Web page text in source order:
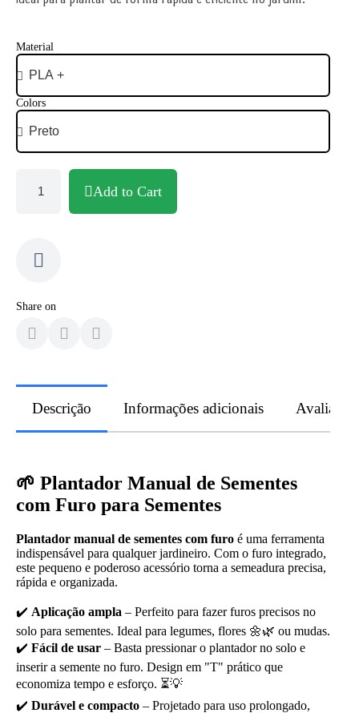
Material
Colors
Add to Cart
Share on
Descrição Informações adicionais
🌱 Plantador Manual de Sementes
com Furo para Sementes
Plantador manual de sementes com furo é uma ferramenta
indispensável para qualquer jardineiro. Com o furo integrado,
este pequeno e poderoso acessório torna a semeadura precisa,
rápida e organizada.
✔️ Aplicação ampla – Perfeito para fazer furos precisos no
solo para sementes. Ideal para legumes, flores 🌼🌿 ou mudas.
✔️ Fácil de usar – Basta pressionar o plantador no solo e
inserir a semente no furo. Design em "T" prático que
economiza tempo e esforço. ⏳💡
✔️ Durável e compacto – Projetado para uso prolongado,